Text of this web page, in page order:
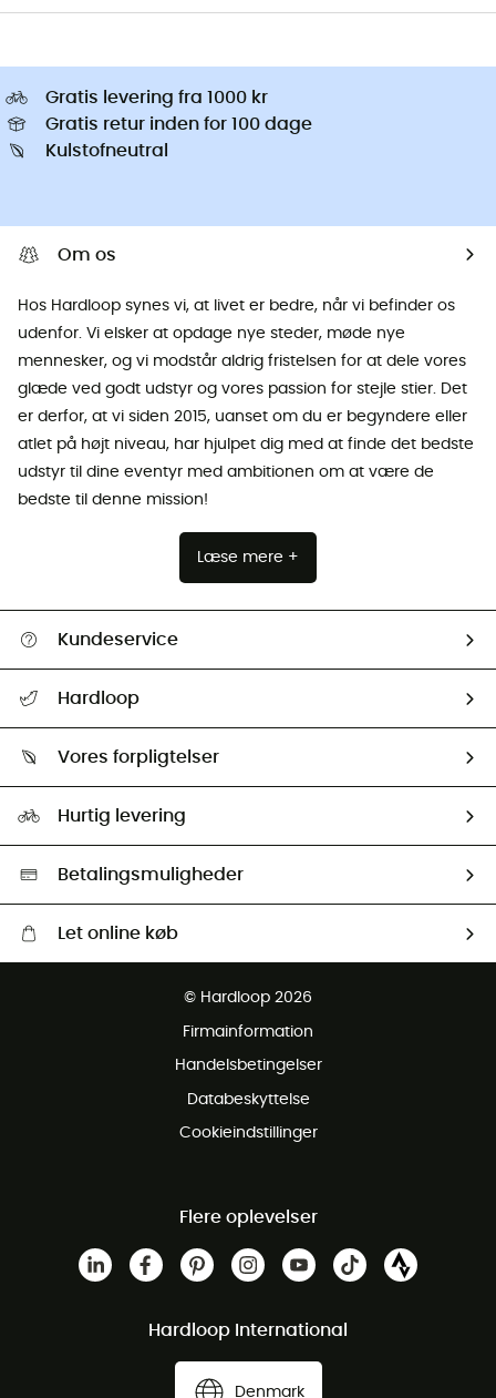
Gratis levering fra 1000 kr
Gratis retur inden for 100 dage
Kulstofneutral
Om os
Hos Hardloop synes vi, at livet er bedre, når vi befinder os
udenfor. Vi elsker at opdage nye steder, møde nye
mennesker, og vi modstår aldrig fristelsen for at dele vores
glæde ved godt udstyr og vores passion for stejle stier. Det
er derfor, at vi siden 2015, uanset om du er begyndere eller
atlet på højt niveau, har hjulpet dig med at finde det bedste
udstyr til dine eventyr med ambitionen om at være de
bedste til denne mission!
Læse mere +
Kundeservice
Returnering & Tilbagebetaling
Hardloop
Our ambassadors
Vores forpligtelser
HardGreen Udvalg
Hurtig levering
Betalingsmuligheder
Let online køb
© Hardloop 2026
Firmainformation
Handelsbetingelser
Databeskyttelse
Cookieindstillinger
Flere oplevelser
Hardloop International
Denmark